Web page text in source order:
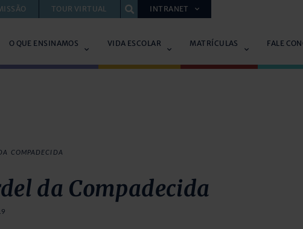
TOUR VIRTUAL INTRANET
O QUE ENSINAMOS VIDA ESCOLAR MATRÍCULAS FALE
COMPADECIDA
da Compadecida